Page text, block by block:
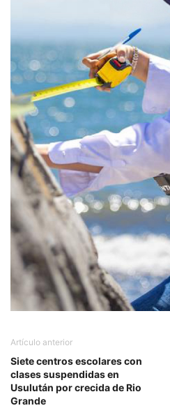
Artículo anterior
Siete centros escolares con
clases suspendidas en
Usulután por crecida de Rio
Grande